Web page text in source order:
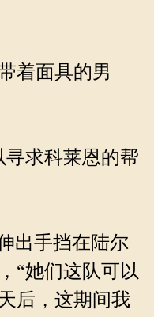
着面具的男
求科莱恩的帮
出手挡在陆尔
“她们这队可以
后，这期间我